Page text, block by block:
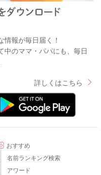
報が毎日届く！
中のママ・パパにも、毎日
詳しくはこちら
おすすめ
名前ランキング検索
アワード